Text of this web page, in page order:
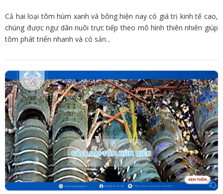
Cả hai loại tôm hùm xanh và bông hiện nay có giá trị kinh tế cao,
chúng được ngư dân nuôi trực tiếp theo mô hình thiên nhiên giúp
tôm phát triển nhanh và có sản...